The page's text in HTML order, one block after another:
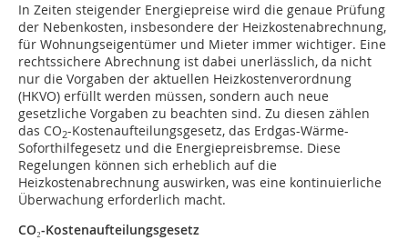
In Zeiten steigender Energiepreise wird die genaue Prüfung
der Nebenkosten, insbesondere der Heizkostenabrechnung,
für Wohnungseigentümer und Mieter immer wichtiger. Eine
rechtssichere Abrechnung ist dabei unerlässlich, da nicht
nur die Vorgaben der aktuellen Heizkostenverordnung
(HKVO) erfüllt werden müssen, sondern auch neue
gesetzliche Vorgaben zu beachten sind. Zu diesen zählen
das CO2-Kostenaufteilungsgesetz, das Erdgas-Wärme-
Soforthilfegesetz und die Energiepreisbremse. Diese
Regelungen können sich erheblich auf die
Heizkostenabrechnung auswirken, was eine kontinuierliche
Überwachung erforderlich macht.
CO₂-Kostenaufteilungsgesetz